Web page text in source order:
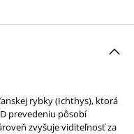
rybky (Ichthys), ktorá
prevedeniu pôsobí
zvyšuje viditeľnosť za